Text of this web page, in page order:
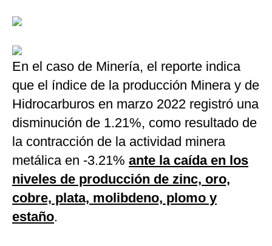
En el caso de Minería, el reporte indica
que el índice de la producción Minera y de
Hidrocarburos en marzo 2022 registró una
disminución de 1.21%, como resultado de
la contracción de la actividad minera
metálica en -3.21% ante la caída en los
niveles de producción de zinc, oro,
cobre, plata, molibdeno, plomo y
estaño.